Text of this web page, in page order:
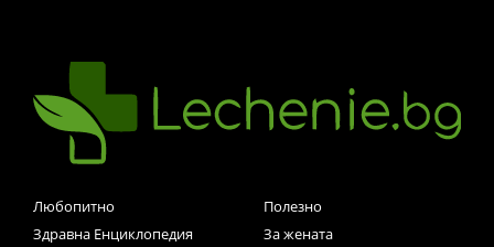
Любопитно
Полезно
Здравна Енциклопедия
За жената